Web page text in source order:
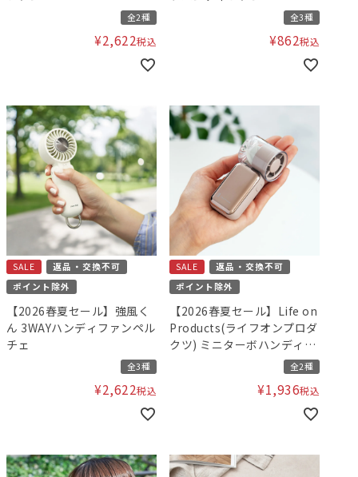
全2種
¥2,622税込
全3種
¥862税込
SALE
返品・交換不可
ポイント除外
【2026春夏セール】強風く
ん 3WAYハンディファンペル
チェ
全3種
¥2,622税込
SALE
返品・交換不可
ポイント除外
【2026春夏セール】Life on
Products(ライフオンプロダ
クツ) ミニターボハンディフ
全2種
¥1,936税込